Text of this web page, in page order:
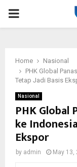
P
M
A
Home
Nasional
PHK Global
Tetap Jadi Basis
Nasional
PHK Global
ke
Ekspor
by admin May 13,